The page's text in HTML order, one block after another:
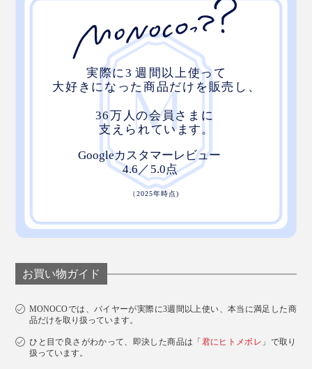
お買い物ガイド
MONOCOでは、バイヤーが実際に3週間以上使い、本当に満足した商
品だけを取り扱っています。
ひと目で良さがわかって、即決した商品は「 君にヒトメボレ 」で取り
扱っています。